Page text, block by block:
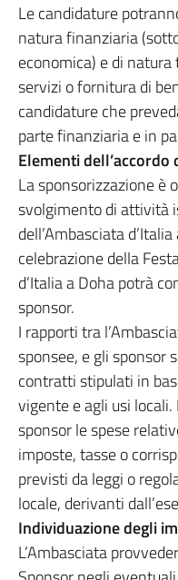
Le candidature
natura finanziaria
economica) e di
servizi o fornitura di
candidature che
parte finanziaria e in
Elementi
La sponsorizzazione è
svolgimento di attività
dell’Ambasciata
celebrazione della
d’Italia a Doha potrà
sponsor.
I rapporti tra
sponsee, e gli sponsor
contratti stipulati in
vigente e agli usi
sponsor le spese
imposte, tasse o
previsti da leggi o
locale, derivanti
Individuazione degli
L’Ambasciata